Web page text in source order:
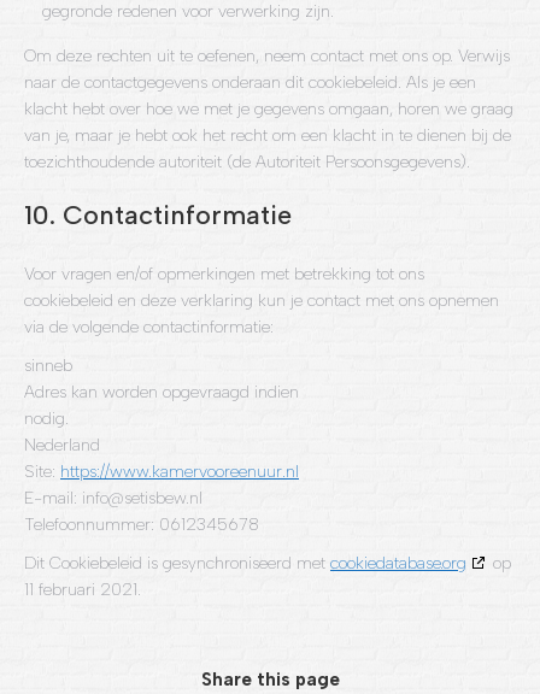
gegronde redenen voor verwerking zijn.
Om deze rechten uit te oefenen, neem contact met ons op. Verwijs
naar de contactgegevens onderaan dit cookiebeleid. Als je een
klacht hebt over hoe we met je gegevens omgaan, horen we graag
van je, maar je hebt ook het recht om een klacht in te dienen bij de
toezichthoudende autoriteit (de Autoriteit Persoonsgegevens).
10. Contactinformatie
Voor vragen en/of opmerkingen met betrekking tot ons
cookiebeleid en deze verklaring kun je contact met ons opnemen
via de volgende contactinformatie:
sinneb
Adres kan worden opgevraagd indien
nodig.
Nederland
Site: https://www.kamervooreenuur.nl
E-mail: info@setisbew.nl
Telefoonnummer: 0612345678
Dit Cookiebeleid is gesynchroniseerd met cookiedatabase.org
op
11 februari 2021.
Share this page